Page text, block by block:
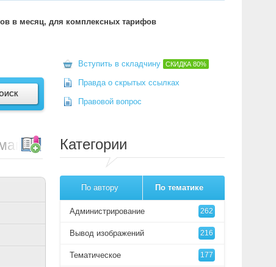
в месяц, для комплексных тарифов
HikaShop
Вступить в складчину СКИДКА 80%
Правда о скрытых ссылках
Правовой вопрос
Категории
По автору По тематике
Администрирование 262
Вывод изображений 216
Тематическое 177